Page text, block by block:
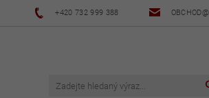
+420 732 999 388